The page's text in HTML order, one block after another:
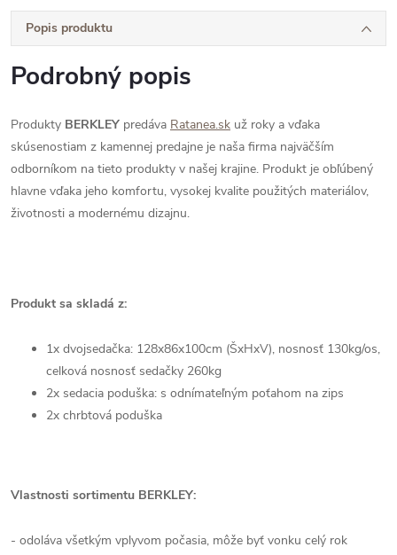
Popis produktu
Podrobný popis
Produkty BERKLEY predáva Ratanea.sk už roky a vďaka
skúsenostiam z kamennej predajne je naša firma najväčším
odborníkom na tieto produkty v našej krajine. Produkt je obľúbený
hlavne vďaka jeho komfortu, vysokej kvalite použitých materiálov,
životnosti a modernému dizajnu.
Produkt sa skladá z:
1x dvojsedačka: 128x86x100cm (ŠxHxV), nosnosť 130kg/os,
celková nosnosť sedačky 260kg
2x sedacia poduška: s odnímateľným poťahom na zips
2x chrbtová poduška
Vlastnosti sortimentu BERKLEY:
- odoláva všetkým vplyvom počasia, môže byť vonku celý rok